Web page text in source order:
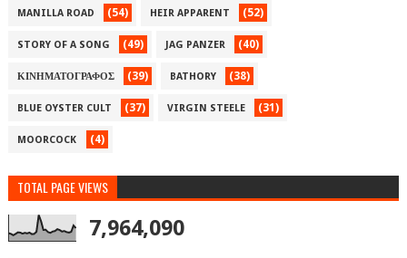
MANILLA ROAD (54) HEIR APPARENT (52)
STORY OF A SONG (49) JAG PANZER (40)
ΚΙΝΗΜΑΤΟΓΡΑΦΟΣ (39) BATHORY (38)
BLUE OYSTER CULT (37) VIRGIN STEELE (31)
MOORCOCK (4)
TOTAL PAGE VIEWS
7,964,090